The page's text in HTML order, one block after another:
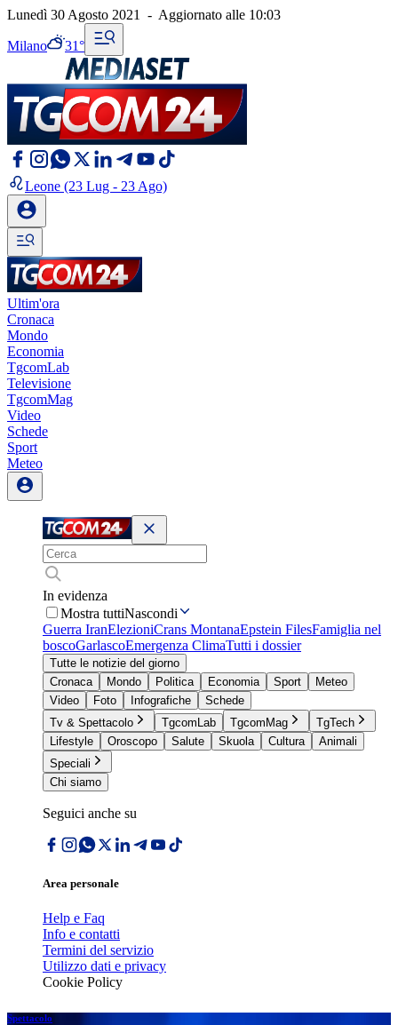
Lunedì 30 Agosto 2021 - Aggiornato alle 10:03
Milano 31°
Leone (23 Lug - 23 Ago)
Ultim'ora
Cronaca
Mondo
Economia
TgcomLab
Televisione
TgcomMag
Video
Schede
Sport
Meteo
In evidenza
Mostra tuttiNascondi
Guerra IranElezioniCrans MontanaEpstein FilesFamiglia nel
boscoGarlascoEmergenza ClimaTutti i dossier
Tutte le notizie del giorno
Cronaca
Mondo Politica Economia Sport
Meteo
Video
Foto Infografiche
Schede
Tv & Spettacolo
TgcomLab TgcomMag
TgTech
Lifestyle
Oroscopo Salute Skuola Cultura
Animali
Speciali
Chi siamo
Seguici anche su
Area personale
Help e Faq
Info e contatti
Termini del servizio
Utilizzo dati e privacy
Cookie Policy
Spettacolo